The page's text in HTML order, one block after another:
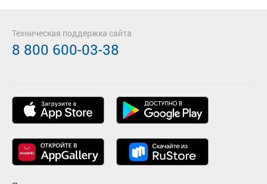
Техническая поддержка сайта
8 800 600-03-38